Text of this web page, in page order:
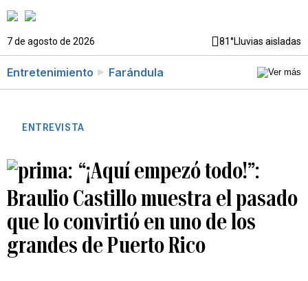
7 de agosto de 2026 81°Lluvias aisladas
Entretenimiento Farándula
ENTREVISTA
“¡Aquí empezó todo!”:
Braulio Castillo muestra el pasado
que lo convirtió en uno de los
grandes de Puerto Rico